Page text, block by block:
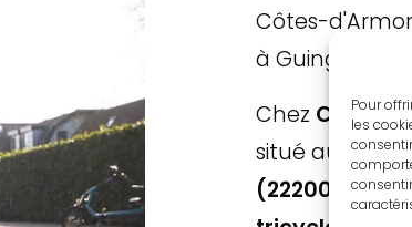
Pour
les
Côtes-
à Guingamp
Chez Cycles
situé au
2 rue
(22200)
,